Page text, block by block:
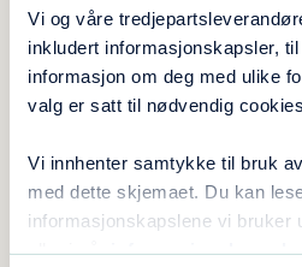
Vi og våre
inkludert informasjonskapsler,
informasjon om deg med ulike
valg er satt til nødvendig
Vi innhenter samtykke til bruk
med dette skjemaet. Du kan
informasjonskapslene vi bruker
aktivitet, de tingene som
klare å håndtere for å
Rydsaa Melbø.
rus, så er det å få tak i
som man har fokus på.
På kurset gjennomgås